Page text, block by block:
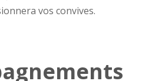
vos convives.